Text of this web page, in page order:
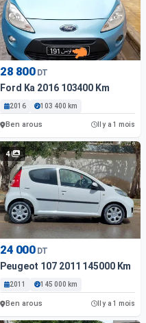
28 800 DT
Ford Ka 2016 103400 Km
2016 103 400 km
Ben arous Il y a 1 mois
4
24 000 DT
Peugeot 107 2011 145000 Km
2011 145 000 km
Ben arous Il y a 1 mois